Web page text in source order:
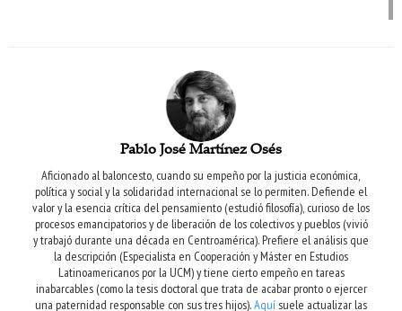
Pablo José Martínez Osés
Aficionado al baloncesto, cuando su empeño por la justicia económica,
política y social y la solidaridad internacional se lo permiten. Defiende el
valor y la esencia crítica del pensamiento (estudió filosofía), curioso de los
procesos emancipatorios y de liberación de los colectivos y pueblos (vivió
y trabajó durante una década en Centroamérica). Prefiere el análisis que
la descripción (Especialista en Cooperación y Máster en Estudios
Latinoamericanos por la UCM) y tiene cierto empeño en tareas
inabarcables (como la tesis doctoral que trata de acabar pronto o ejercer
una paternidad responsable con sus tres hijos).Aquísuele actualizar las